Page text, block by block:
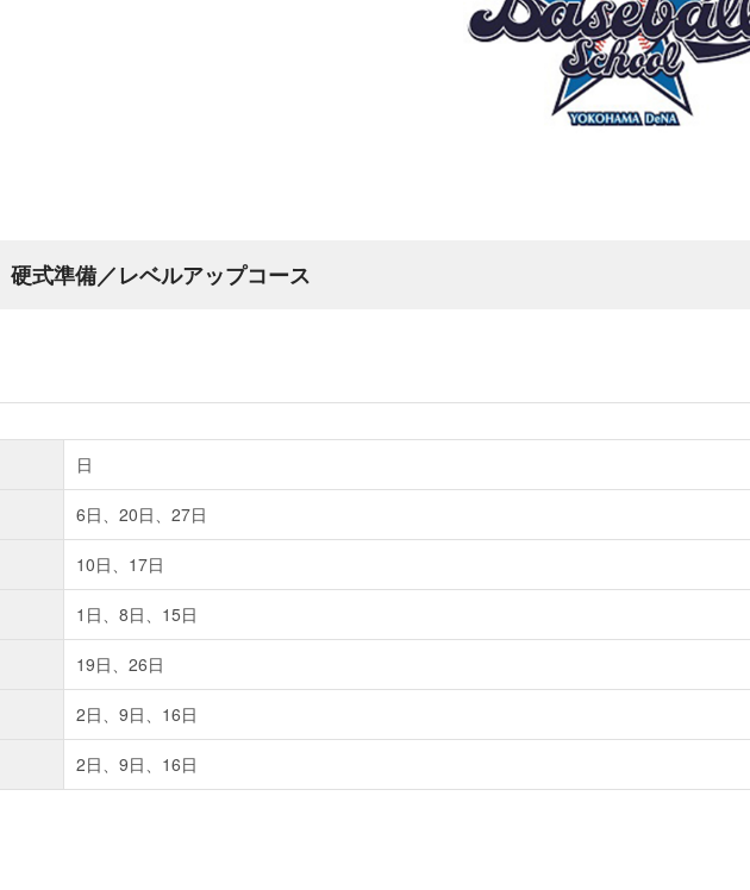
硬式準備／レベルアップコース
日
6日、20日、27日
10日、17日
1日、8日、15日
19日、26日
2日、9日、16日
2日、9日、16日